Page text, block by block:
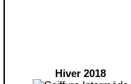
Hiver 2018